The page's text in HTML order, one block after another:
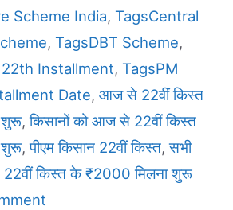
Scheme India, TagsCentral
, TagsDBT Scheme,
Installment, TagsPM
Date, आज से 22वीं किस्त
शुरू,किसानों को आज से 22वीं किस्त
शुरू,पीएम किसान 22वीं किस्त,सभी
किस्त के ₹2000 मिलना शुरू